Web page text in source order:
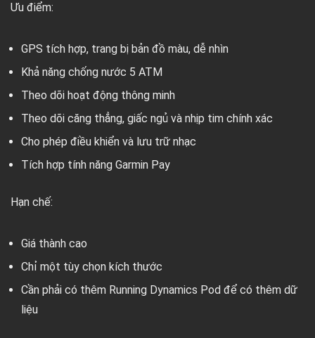
Ưu điểm:
GPS tích hợp, trang bị bản đồ màu, dễ nhìn
Khả năng chống nước 5 ATM
Theo dõi hoạt động thông minh
Theo dõi căng thẳng, giấc ngủ và nhịp tim chính xác
Cho phép điều khiển và lưu trữ nhạc
Tích hợp tính năng Garmin Pay
Hạn chế:
Giá thành cao
Chỉ một tùy chọn kích thước
Cần phải có thêm Running Dynamics Pod để có thêm dữ
liệu